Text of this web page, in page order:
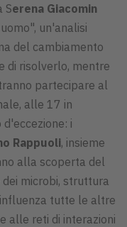
Serena Giacomin
un'analisi
del cambiamento
di risolverlo, mentre
partecipare al
alle 17 in
i
Rappuoli, insieme
alla scoperta del
microbi, struttura
tutte le altre
alle reti di interazioni